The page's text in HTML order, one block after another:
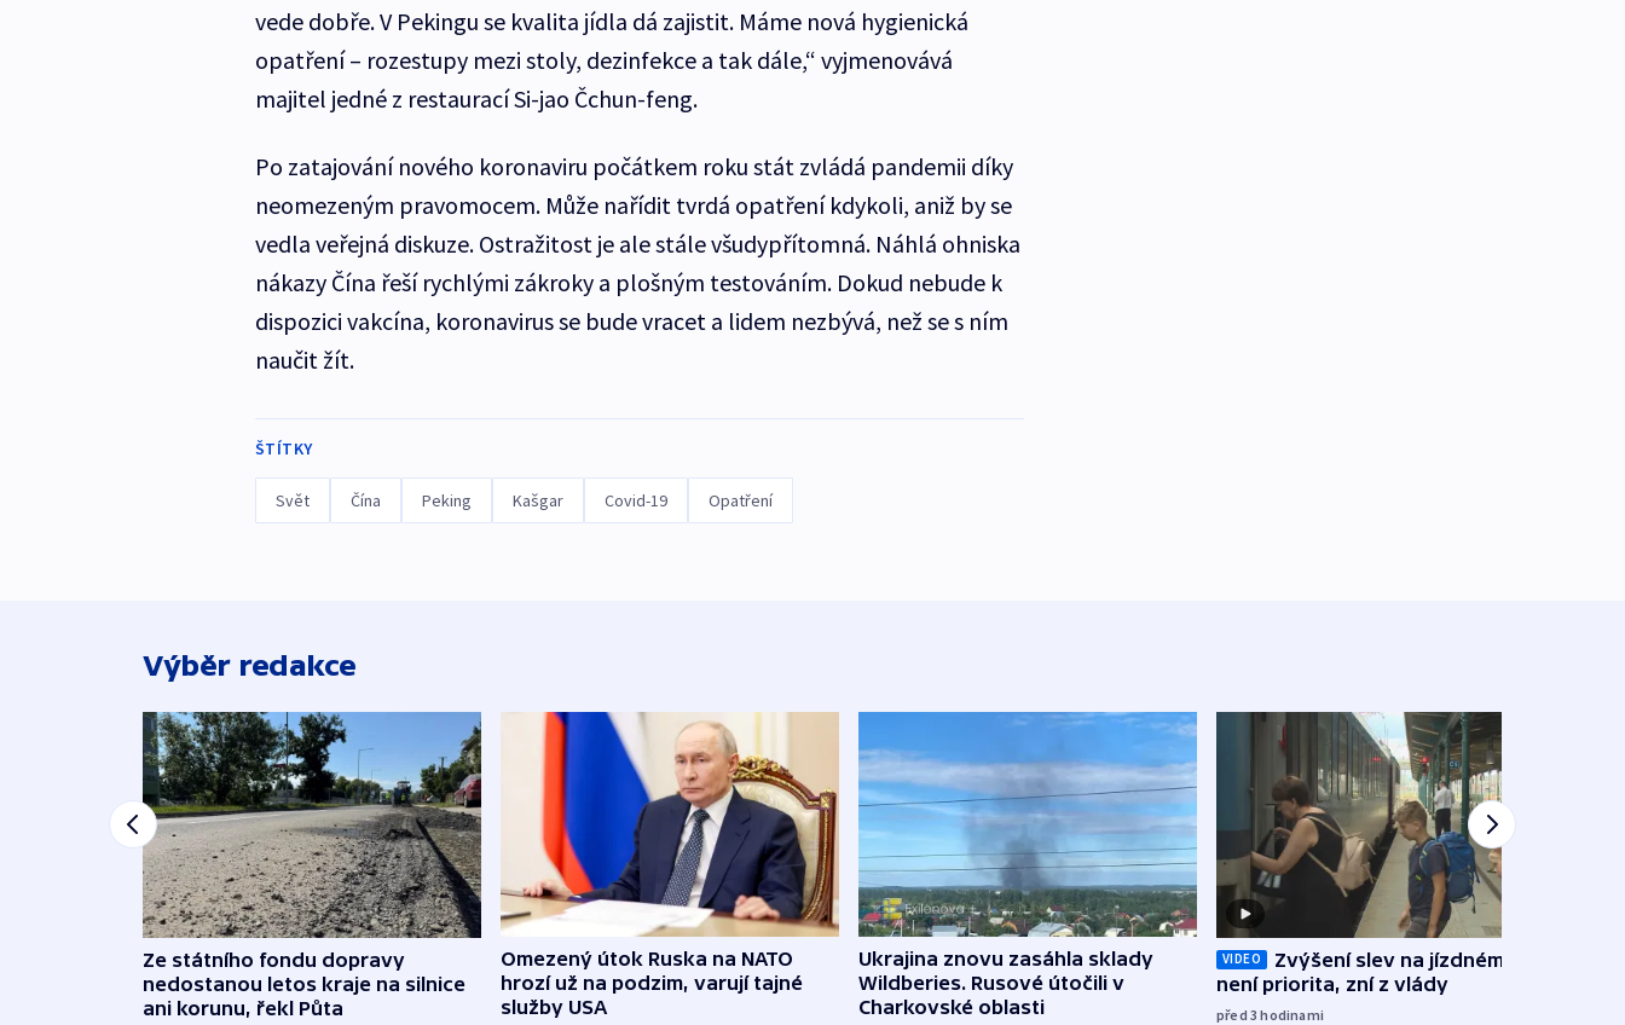
vede dobře. V Pekingu se kvalita jídla dá zajistit. Máme nová hygienická
opatření – rozestupy mezi stoly, dezinfekce a tak dále,“ vyjmenovává
majitel jedné z restaurací Si-jao Čchun-feng.
Po zatajování nového koronaviru počátkem roku stát zvládá pandemii díky
neomezeným pravomocem. Může nařídit tvrdá opatření kdykoli, aniž by se
vedla veřejná diskuze. Ostražitost je ale stále všudypřítomná. Náhlá ohniska
nákazy Čína řeší rychlými zákroky a plošným testováním. Dokud nebude k
dispozici vakcína, koronavirus se bude vracet a lidem nezbývá, než se s ním
naučit žít.
ŠTÍTKY
Svět Čína Peking Kašgar Covid-19 Opatření
Výběr redakce
Ze státního fondu dopravy
nedostanou letos kraje na silnice
ani korunu, řekl Půta
Omezený útok Ruska na NATO
hrozí už na podzim, varují tajné
služby USA
Ukrajina znovu zasáhla sklady
Wildberies. Rusové útočili v
Charkovské oblasti
VIDEO
Zvýšení slev na jízdném teď
není priorita, zní z vlády
před 3hodinami